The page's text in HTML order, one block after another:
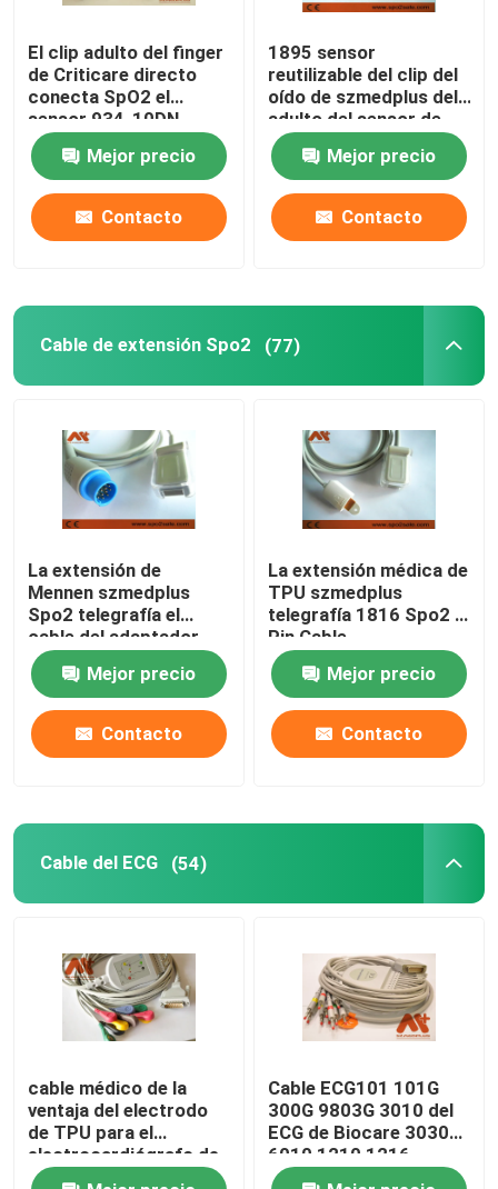
El clip adulto del finger
de Criticare directo
conecta SpO2 el
sensor 934-10DN
Mejor precio
Contacto
1895 sensor
reutilizable del clip del
oído de szmedplus del
adulto del sensor de
LNCS TC-I Spo2
Mejor precio
Contacto
Cable de extensión Spo2 (77)
La extensión de
Mennen szmedplus
Spo2 telegrafía el
cable del adaptador
551-306-321 SpO2
Mejor precio
Contacto
La extensión médica de
TPU szmedplus
telegrafía 1816 Spo2 9
Pin Cable
Mejor precio
Contacto
Cable del ECG (54)
cable médico de la
ventaja del electrodo
de TPU para el
electrocardiógrafo de
Mindray R12
Cable ECG101 101G
300G 9803G 3010 del
ECG de Biocare 3030
6010 1210 1216